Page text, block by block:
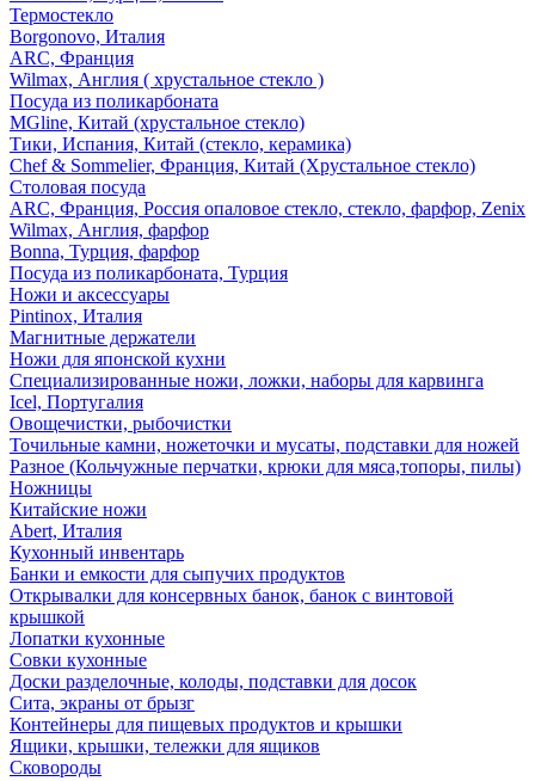
Термостекло
Borgonovo, Италия
ARC, Франция
Wilmax, Англия ( хрустальное стекло )
Посуда из поликарбоната
MGline, Китай (хрустальное стекло)
Тики, Испания, Китай (стекло, керамика)
Chef & Sommelier, Франция, Китай (Хрустальное стекло)
Столовая посуда
ARC, Франция, Россия опаловое стекло, стекло, фарфор, Zenix
Wilmax, Англия, фарфор
Bonna, Турция, фарфор
Посуда из поликарбоната, Турция
Ножи и аксессуары
Pintinox, Италия
Магнитные держатели
Ножи для японской кухни
Специализированные ножи, ложки, наборы для карвинга
Icel, Португалия
Овощечистки, рыбочистки
Точильные камни, ножеточки и мусаты, подставки для ножей
Разное (Кольчужные перчатки, крюки для мяса,топоры, пилы)
Ножницы
Китайские ножи
Abert, Италия
Кухонный инвентарь
Банки и емкости для сыпучих продуктов
Открывалки для консервных банок, банок с винтовой
крышкой
Лопатки кухонные
Совки кухонные
Доски разделочные, колоды, подставки для досок
Сита, экраны от брызг
Контейнеры для пищевых продуктов и крышки
Ящики, крышки, тележки для ящиков
Сковороды